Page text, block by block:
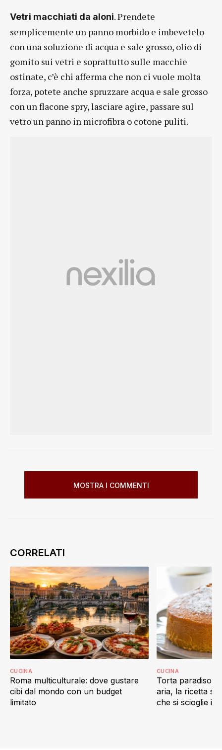
Vetri macchiati da aloni. Prendete
semplicemente un panno morbido e imbevetelo
con una soluzione di acqua e sale grosso, olio di
gomito sui vetri e soprattutto sulle macchie
ostinate, c’è chi afferma che non ci vuole molta
forza, potete anche spruzzare acqua e sale grosso
con un flacone spry, lasciare agire, passare sul
vetro un panno in microfibra o cotone puliti.
MOSTRA I COMMENTI
Roma multiculturale: dove gustare
cibi dal mondo con un budget
limitato
CUCINA
Torta paradiso
aria, la ricetta
che si scioglie in
CUCINA